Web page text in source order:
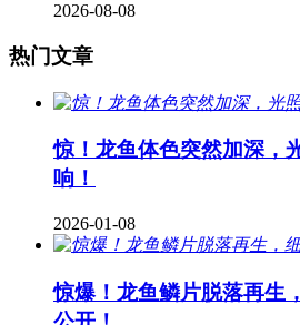
2026-08-08
热门文章
惊！龙鱼体色突然加深，
响！
2026-01-08
惊爆！龙鱼鳞片脱落再生